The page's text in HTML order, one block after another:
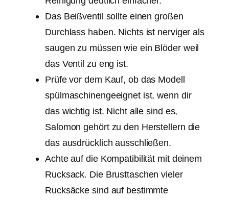
Das Beißventil sollte einen großen
Durchlass haben. Nichts ist nerviger als
saugen zu müssen wie ein Blöder weil
das Ventil zu eng ist.
Prüfe vor dem Kauf, ob das Modell
spülmaschinengeeignet ist, wenn dir
das wichtig ist. Nicht alle sind es,
Salomon gehört zu den Herstellern die
das ausdrücklich ausschließen.
Achte auf die Kompatibilität mit deinem
Rucksack. Die Brusttaschen vieler
Rucksäcke sind auf bestimmte